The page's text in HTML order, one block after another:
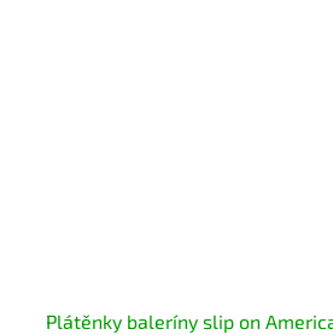
Plátěnky baleríny slip on